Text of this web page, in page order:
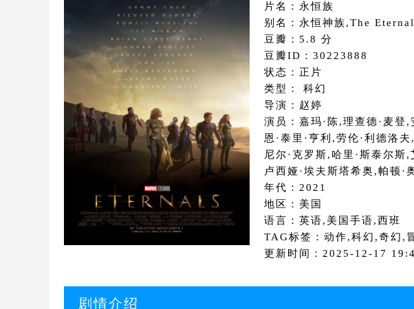
片名：永恒族
别名：永恒神族,The
豆瓣：5.8 分
豆瓣ID：30223888
状态：正片
类型： 科幻
导演：赵婷
演员：嘉玛·陈,理查德·麦登
恩·泰里·亨利,劳伦·利德洛
尼尔·克罗斯,哈里·斯泰尔斯
卢西娅·埃夫斯塔希奥,帕顿·
年代：2021
地区：美国
语言：英语,美国手语,西班
TAG标签：动作,科幻,奇幻,
更新时间：2025-12-17
剧情介绍